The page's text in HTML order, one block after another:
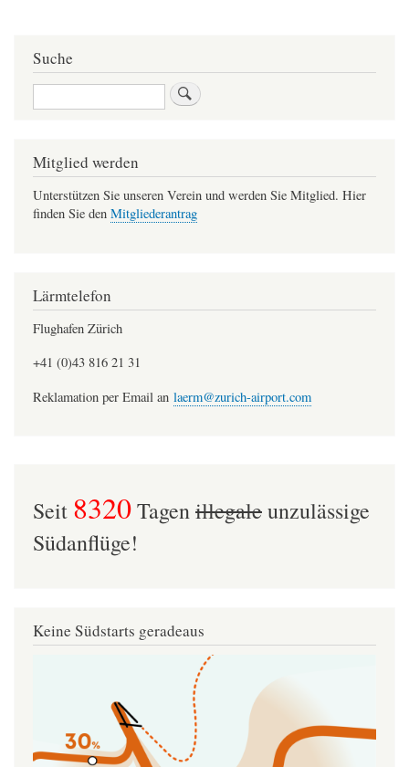
Suche
Suche
Mitglied werden
Unterstützen Sie unseren Verein und werden Sie Mitglied. Hier
finden Sie den Mitgliederantrag
Lärmtelefon
Flughafen Zürich
+41 (0)43 816 21 31
Reklamation per Email an laerm@zurich-airport.com
Seit 8320Tagenillegaleunzulässige
Südanflüge!
Keine Südstarts geradeaus